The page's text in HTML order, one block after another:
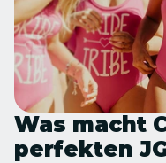
Was macht
perfekten